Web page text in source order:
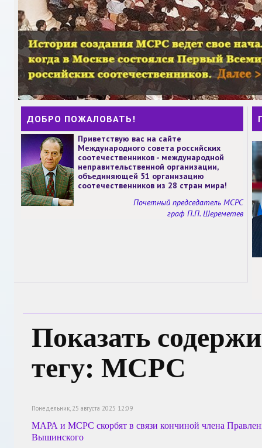
ДОБРО ПОЖАЛОВАТЬ!
Приветствую вас на сайте
Международного совета российских
соотечественников - международной
неправительственной организации,
объединяющей 51 организацию
соотечественников из 28 стран мира!
Почетный председатель МСРС
граф П.П. Шереметев
Показать
тегу: МСРС
Понедельник, 25 августа 2025 12:09
МАРА и МСРС скорбят в связи кончиной члена
Вышинского